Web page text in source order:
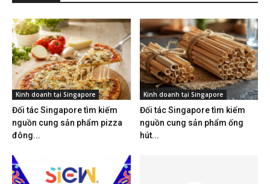
Kinh doanh tại Singapore
Đối tác Singapore tìm kiếm
nguồn cung sản phẩm pizza
đông...
Kinh doanh tại Singapore
Đối tác Singapore tìm kiếm
nguồn cung sản phẩm ống
hút...